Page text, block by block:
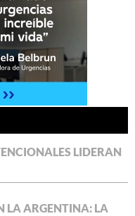
LIDERAN
LA ARGENTINA: LA